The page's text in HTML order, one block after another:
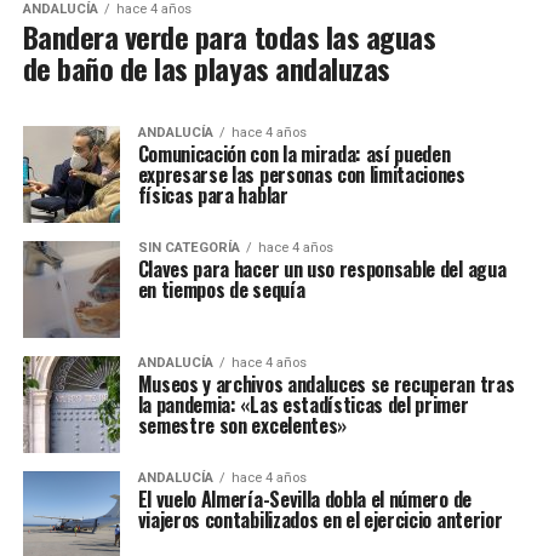
ANDALUCÍA hace 4 años
Bandera verde para todas las aguas
de baño de las playas andaluzas
ANDALUCÍA hace 4 años
Comunicación con la mirada: así pueden
expresarse las personas con limitaciones
físicas para hablar
SIN CATEGORÍA hace 4 años
Claves para hacer un uso responsable del agua
en tiempos de sequía
ANDALUCÍA hace 4 años
Museos y archivos andaluces se recuperan tras
la pandemia: «Las estadísticas del primer
semestre son excelentes»
ANDALUCÍA hace 4 años
El vuelo Almería-Sevilla dobla el número de
viajeros contabilizados en el ejercicio anterior